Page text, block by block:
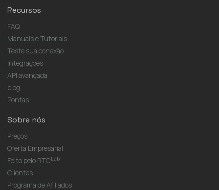
Recursos
FAQ
Manuais e Tutoriais
Teste sua conexão
Integrações
API avançada
blog
Pontas
Sobre nós
Preços
Oferta Empresarial
Feito pelo RTCLab
Clientes
Programa de Afiliados